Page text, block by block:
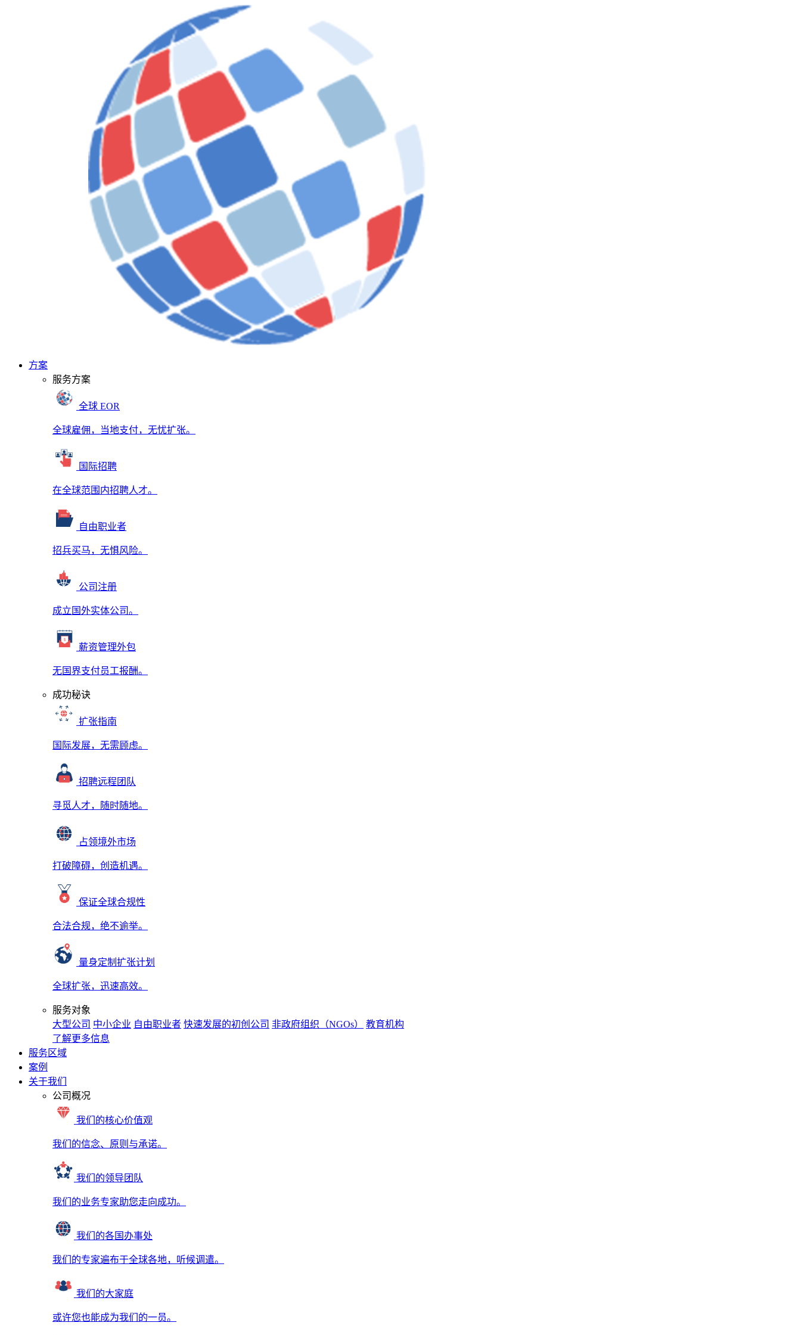
方案
服务方案
全球 EOR
全球雇佣，当地支付，无忧扩张。
国际招聘
在全球范围内招聘人才。
自由职业者
招兵买马，无惧风险。
公司注册
成立国外实体公司。
薪资管理外包
无国界支付员工报酬。
成功秘诀
扩张指南
国际发展，无需顾虑。
招聘远程团队
寻觅人才，随时随地。
占领境外市场
打破障碍，创造机遇。
保证全球合规性
合法合规，绝不逾举。
量身定制扩张计划
全球扩张，迅速高效。
服务对象
大型公司 中小企业 自由职业者 快速发展的初创公司 非政府组织（NGOs）
教育机构
了解更多信息
服务区域
案例
关于我们
公司概况
我们的核心价值观
我们的信念、原则与承诺。
我们的领导团队
我们的业务专家助您走向成功。
我们的各国办事处
我们的专家遍布于全球各地，听候调遣。
我们的大家庭
或许您也能成为我们的一员。